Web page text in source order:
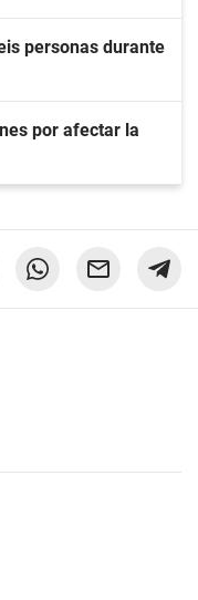
personas durante
por afectar la